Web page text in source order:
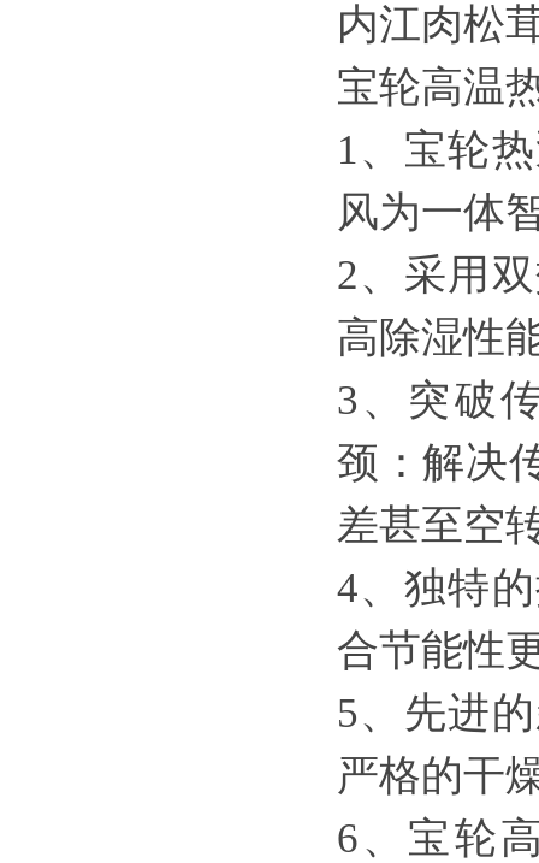
内江肉松
宝轮高温
1、宝轮
风为一体
2、采用
高除湿性
3、突破
颈：解决
差甚至空
4、独特
合节能性
5、先进
严格的干
6、宝轮